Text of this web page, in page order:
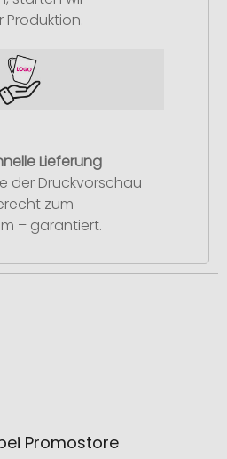
Lieferung
der Druckvorschau
zum
– garantiert.
Promostore